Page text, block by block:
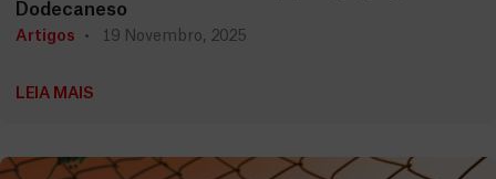
Dodecaneso
Artigos 19 Novembro, 2025
LEIA MAIS